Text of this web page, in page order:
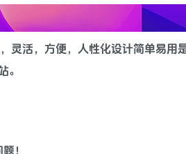
灵活，方便，人性化设计简单易用
。